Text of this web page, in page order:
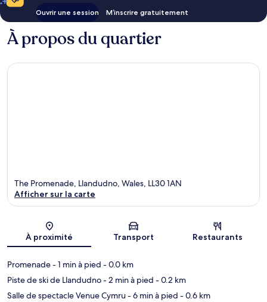
Ouvrir une session M’inscrire gratuitement
À propos du quartier
Carte
The Promenade, Llandudno, Wales, LL30 1AN
Afficher sur la carte
À proximité Transport Restaurants
Promenade- 1 min à pied - 0.0 km
Piste de ski de Llandudno- 2 min à pied - 0.2 km
Salle de spectacle Venue Cymru- 6 min à pied - 0.6 km